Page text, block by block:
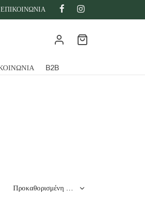
ΕΠΙΚΟΙΝΩΝΙΑ
B2B